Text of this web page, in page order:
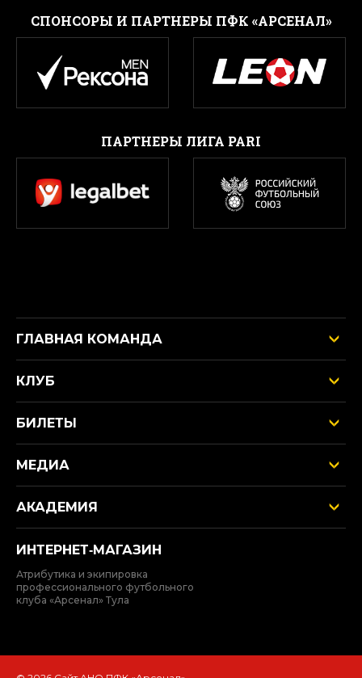
CПОНСОРЫ И ПАРТНЕРЫ ПФК «АРСЕНАЛ»
ПАРТНЕРЫ ЛИГА PARI
ГЛАВНАЯ КОМАНДА
КЛУБ
БИЛЕТЫ
МЕДИА
АКАДЕМИЯ
ИНТЕРНЕТ‑МАГАЗИН
Атрибутика и экипировка
профессионального футбольного
клуба «Арсенал» Тула